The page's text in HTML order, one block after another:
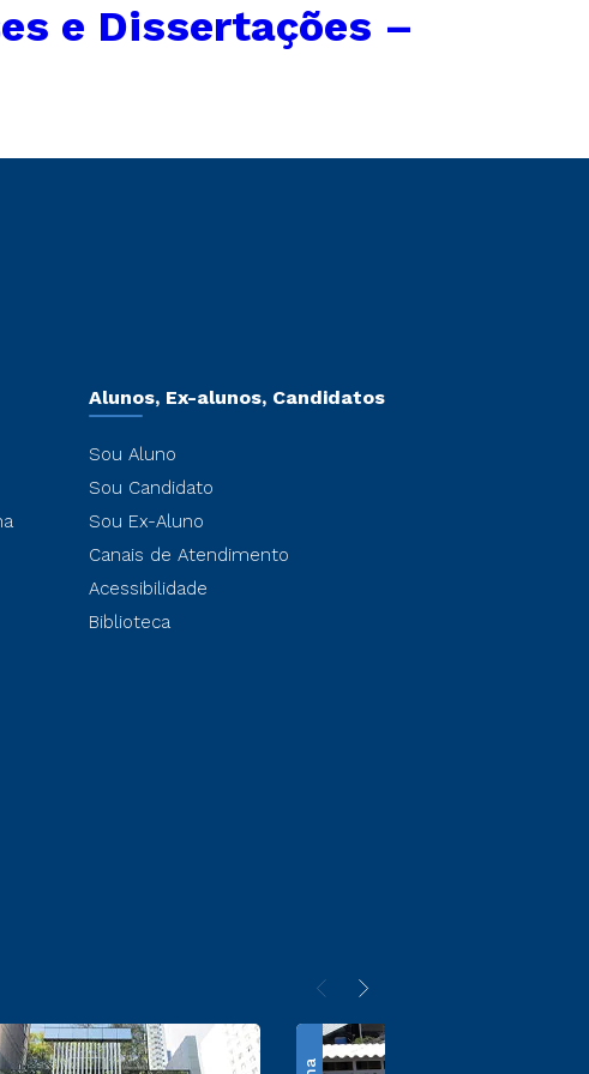
e Dissertações –
Alunos, Ex-alunos, Candidatos
Sou Aluno
Sou Candidato
Sou Ex-Aluno
Canais de Atendimento
Acessibilidade
Biblioteca